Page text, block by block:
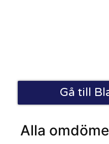
Gå till
Alla